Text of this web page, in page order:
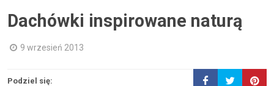
Dachówki inspirowane naturą
9 wrzesień 2013
Podziel się: